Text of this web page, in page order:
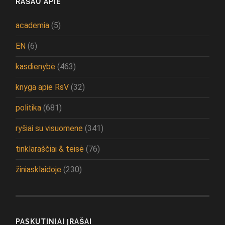
academia (5)
EN (6)
kasdienybė (463)
knyga apie RsV (32)
politika (681)
ryšiai su visuomene (341)
tinklaraščiai & teisė (76)
žiniasklaidoje (230)
PASKUTINIAI ĮRAŠAI